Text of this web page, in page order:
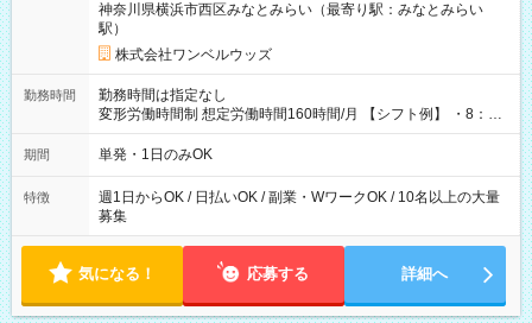
神奈川県横浜市西区みなとみらい（最寄り駅：みなとみらい
駅）
株式会社ワンベルウッズ
勤務時間
勤務時間は指定なし
変形労働時間制 想定労働時間160時間/月 【シフト例】 ・8：00
～21：00
期間 単発・1日のみOK
特徴
週1日からOK / 日払いOK / 副業・WワークOK / 10名以上の大量
募集
気になる！ 応募する 詳細へ